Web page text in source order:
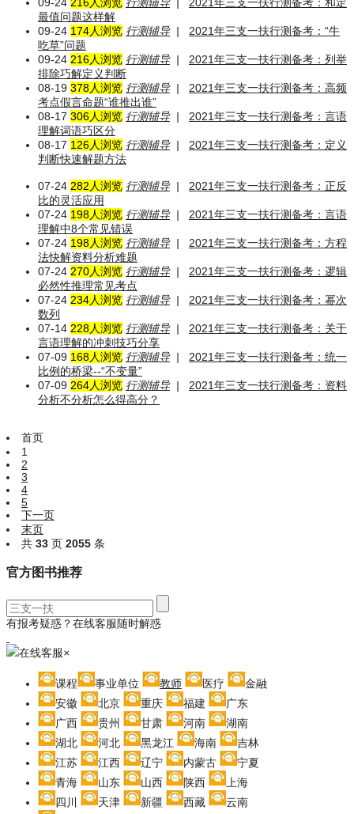
最值问题这样解
09-24 174人浏览 行测辅导|
2021年三支一扶行测备考：“牛
吃草”问题
09-24 216人浏览 行测辅导|
2021年三支一扶行测备考：列举
排除巧解定义判断
08-19 378人浏览 行测辅导|
2021年三支一扶行测备考：高频
考点假言命题“谁推出谁”
08-17 306人浏览 行测辅导|
2021年三支一扶行测备考：言语
理解词语巧区分
08-17 126人浏览 行测辅导|
2021年三支一扶行测备考：定义
判断快速解题方法
07-24 282人浏览 行测辅导|
2021年三支一扶行测备考：正反
比的灵活应用
07-24 198人浏览 行测辅导|
2021年三支一扶行测备考：言语
理解中8个常见错误
07-24 198人浏览 行测辅导|
2021年三支一扶行测备考：方程
法快解资料分析难题
07-24 270人浏览 行测辅导|
2021年三支一扶行测备考：逻辑
必然性推理常见考点
07-24 234人浏览 行测辅导|
2021年三支一扶行测备考：幂次
数列
07-14 228人浏览 行测辅导|
2021年三支一扶行测备考：关于
言语理解的冲刺技巧分享
07-09 168人浏览 行测辅导|
2021年三支一扶行测备考：统一
比例的桥梁--“不变量”
07-09 264人浏览 行测辅导|
2021年三支一扶行测备考：资料
分析不分析怎么得高分？
首页
1
2
3
4
5
下一页
末页
共 33 页 2055 条
官方图书推荐
有报考疑惑？在线客服随时解惑
在线客服×
课程 事业单位 教师 医疗
金融
安徽
北京 重庆 福建
广东
广西
贵州 甘肃 河南
湖南
湖北
河北 黑龙江 海南
吉林
江苏
江西 辽宁 内蒙古
宁夏
青海
山东 山西 陕西
上海
四川
天津 新疆 西藏
云南